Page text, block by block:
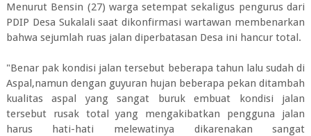
Menurut Bensin (27) warga setempat sekaligus pengurus dari
PDIP Desa Sukalali saat dikonfirmasi wartawan membenarkan
bahwa sejumlah ruas jalan diperbatasan Desa ini hancur total.
"Benar pak kondisi jalan tersebut beberapa tahun lalu sudah di
Aspal,namun dengan guyuran hujan beberapa pekan ditambah
kualitas aspal yang sangat buruk embuat kondisi jalan
tersebut rusak total yang mengakibatkan pengguna jalan
harus hati-hati melewatinya dikarenakan sangat